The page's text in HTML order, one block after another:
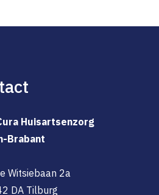
Huisartsenzorg
Brabant
Witsiebaan 2a
DA Tilburg